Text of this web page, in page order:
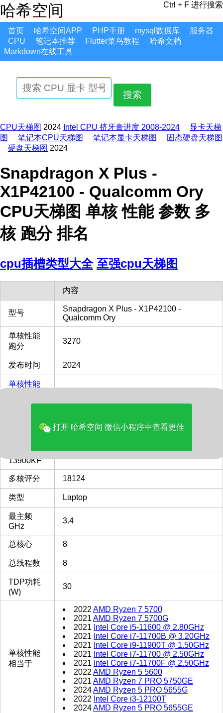
哈希空间 Ctrl + F 进行搜索
首页 哈希空间APP PHP手册 mysql数据库
服务器
CPU
笔记本推荐 Flutter菜鸟教程
哈希文档
Markdown在线工具
搜索
CPU天梯图 2024 Intel CPU 挤牙膏进度 2008-2024
显卡天梯
图
笔记本CPU天梯图 笔记本显卡天梯图
固态硬盘天梯图
硬盘天梯图 2024
Snapdragon X Plus -
X1P42100 - Qualcomm Ory
CPU天梯图 单核 性能 参数 多
核 跑分 排名
cpu插槽类型大全 至强cpu天梯图
内容
型号
Snapdragon X Plus - X1P42100 -
Qualcomm Ory
单核性能
跑分
3270
发布时间 2024
单核性能
Intel i9-
多核性能
Intel i9-
13900KF
多核评分 18124
类型 Laptop
最主频
GHz
3.4
总核心 8
总线程数 8
TDP功耗
(W)
30
单核性能
相当于
2022AMD Ryzen 7 5700
2021AMD Ryzen 7 5700G
2021 Intel Core i5-11600 @ 2.80GHz
2021 Intel Core i7-11700B @ 3.20GHz
2021 Intel Core i9-11900T @ 1.50GHz
2021 Intel Core i7-11700 @ 2.50GHz
2021 Intel Core i7-11700F @ 2.50GHz
2022AMD Ryzen 5 5600
2021AMD Ryzen 7 PRO 5750GE
2024AMD Ryzen 5 PRO 5655G
2022 Intel Core i3-12100T
2024AMD Ryzen 5 PRO 5655GE
打开 哈希空间 微信小程序中查看更佳